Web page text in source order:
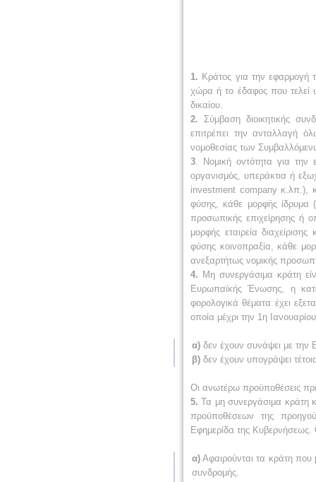
1. Κράτος για την εφαρμογή
χώρα ή το έδαφος που τελεί
δικαίου.
2. Σύμβαση διοικητικής
επιτρέπει την ανταλλαγή
νομοθεσίας των
3 . Νομική οντότητα για
οργανισμός, υπεράκτια ή
investment company κ.λπ.),
φύσης, κάθε μορφής
προσωπικής επιχείρησης ή
μορφής εταιρεία
φύσης κοινοπραξία, κάθε
ανεξαρτήτως νομικής
4. Μη συνεργάσιμα κράτη
Ευρωπαϊκής Ένωσης, η
φορολογικά θέματα έχει
οποία μέχρι την 1η
α) δεν έχουν συνάψει με την
β) δεν έχουν υπογράψει
Οι ανωτέρω προϋποθέσεις
5. Τα μη συνεργάσιμα κράτη
προϋποθέσεων της
Εφημερίδα της Κυβερνήσεως.
α) Αφαιρούνται τα κράτη που
συνδρομής.